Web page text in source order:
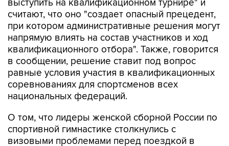
при котором административные решения могут
напрямую влиять на состав участников и ход
квалификационного отбора". Также, говорится
в сообщении, решение ставит под вопрос
равные условия участия в квалификационных
соревнованиях для спортсменов всех
национальных федераций.
О том, что лидеры женской сборной России по
визовыми проблемами перед поездкой в
Хорватию, сообщалось ранее.